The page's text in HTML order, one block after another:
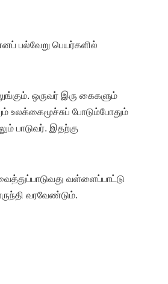
பல்வேறு பெயர்களில்
ஒருவர் இரு கைகளும்
உலக்கைமூச்சுப் போடும்போதும்
பாடுவர். இதற்கு
வள்ளைப்பாட்டு
வரவேண்டும்.